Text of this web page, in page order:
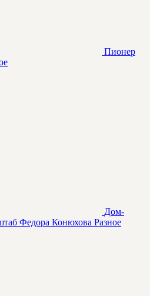
Пионер
Дом-
Федора Конюхова Разное